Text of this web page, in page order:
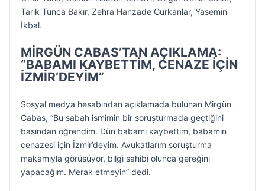
Tarık Tunca Bakır, Zehra Hanzade Gürkanlar, Yasemin
İkbal.
MİRGÜN CABAS’TAN AÇIKLAMA:
“BABAMI KAYBETTİM, CENAZE İÇİN
İZMİR’DEYİM”
Sosyal medya hesabından açıklamada bulunan Mirgün
Cabas, “Bu sabah ismimin bir soruşturmada geçtiğini
basından öğrendim. Dün babamı kaybettim, babamın
cenazesi için İzmir’deyim. Avukatlarım soruşturma
makamıyla görüşüyor, bilgi sahibi olunca gereğini
yapacağım. Merak etmeyin” dedi.